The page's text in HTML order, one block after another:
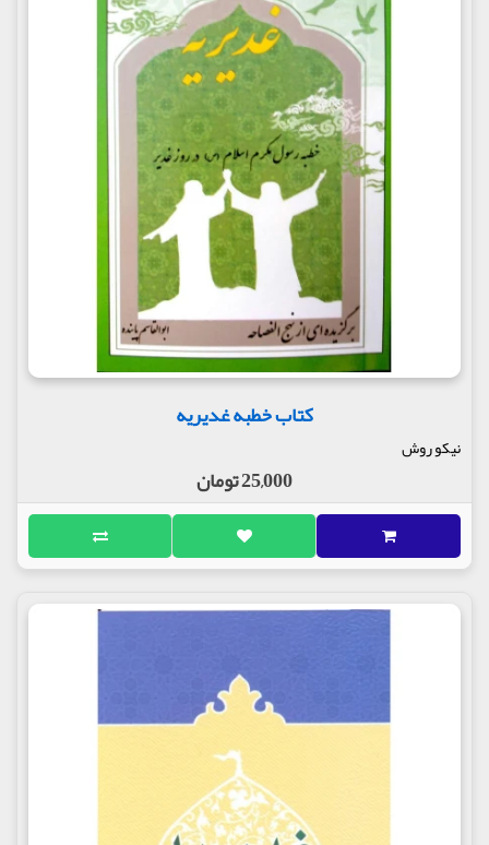
کتاب خطبه غدیریه
نیکو روش
25,000 تومان